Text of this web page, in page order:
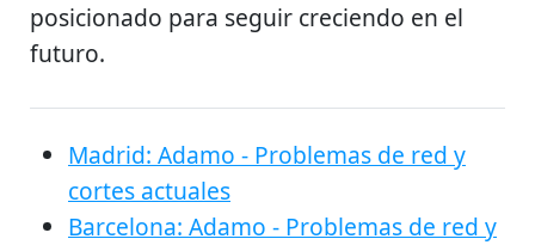
posicionado para seguir creciendo en el
futuro.
Madrid: Adamo - Problemas de red y
cortes actuales
Barcelona: Adamo - Problemas de red y